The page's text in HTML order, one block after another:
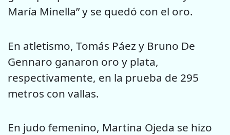
María Minella” y se quedó con el oro.
En atletismo, Tomás Páez y Bruno De
Gennaro ganaron oro y plata,
respectivamente, en la prueba de 295
metros con vallas.
En judo femenino, Martina Ojeda se hizo